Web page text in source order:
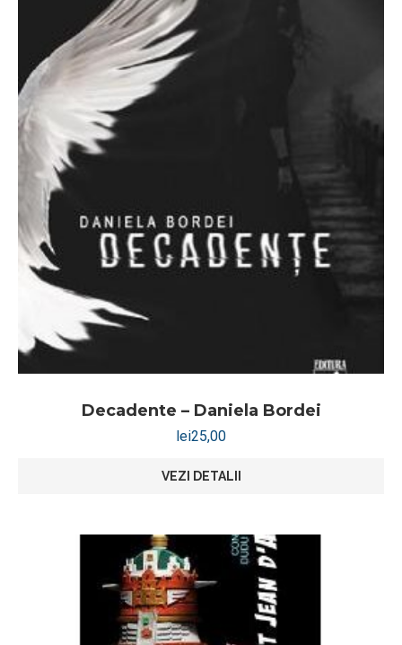
Decadente – Daniela Bordei
lei25,00
VEZI DETALII